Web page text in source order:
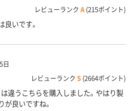
レビューランク A (215ポイント)
良いです。
日
レビューランク S (2664ポイント)
違うこちらを購入しました。やはり製
が良いですね。